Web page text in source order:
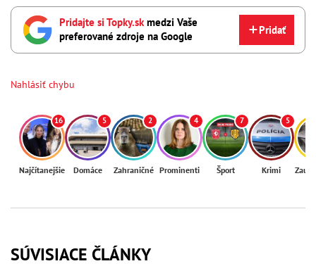
Pridajte si Topky.skmedzi Vaše
preferované zdroje na Google
Pridať
Nahlásiť chybu
16
Najčítanejšie
5
Domáce
2
Zahraničné
4
Prominenti
7
Šport
5
Krimi
SÚVISIACE ČLÁNKY